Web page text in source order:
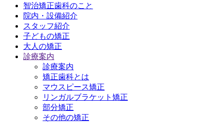
智治矯正歯科のこと
院内・設備紹介
スタッフ紹介
子どもの矯正
大人の矯正
診療案内
診療案内
矯正歯科とは
マウスピース矯正
リンガルブラケット矯正
部分矯正
その他の矯正